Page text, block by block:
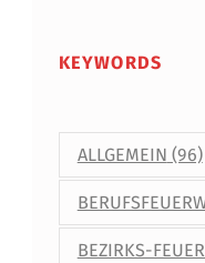
I
N
KEYWORDS
ALLGEMEIN (96)
BEZIRKS-